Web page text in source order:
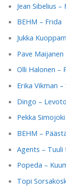
Jean Sibelius
BEHM – Frida
Jukka
Pave Maijanen
Olli Halonen –
Erika Vikman
Dingo –
Pekka
BEHM –
Agents – Tuuli
Popeda –
Topi